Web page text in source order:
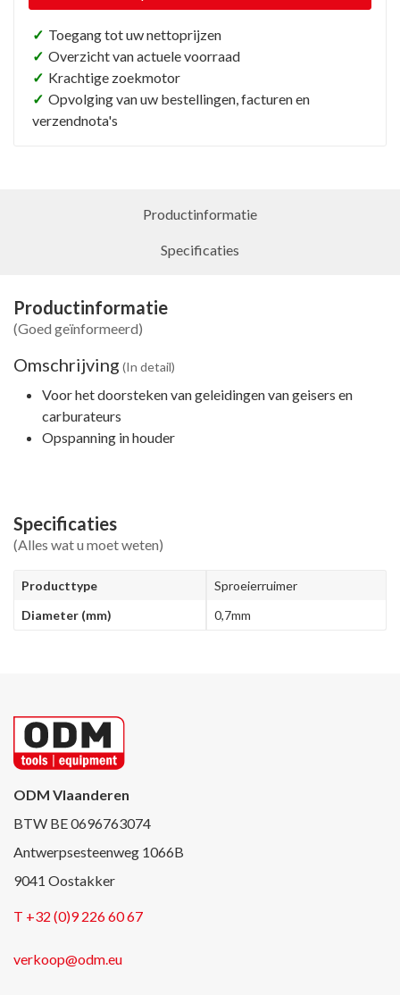
✓ Toegang tot uw nettoprijzen
✓ Overzicht van actuele voorraad
✓ Krachtige zoekmotor
✓ Opvolging van uw bestellingen, facturen en
verzendnota's
Productinformatie
Specificaties
Productinformatie
(Goed geïnformeerd)
Omschrijving (In detail)
Voor het doorsteken van geleidingen van geisers en
carburateurs
Opspanning in houder
Specificaties
(Alles wat u moet weten)
Producttype
Sproeierruimer
Diameter (mm)
0,7mm
ODM Vlaanderen
BTW BE 0696763074
Antwerpsesteenweg 1066B
9041 Oostakker
T +32 (0)9 226 60 67
verkoop@odm.eu